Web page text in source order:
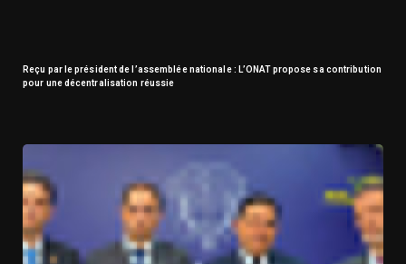
Reçu par le président de l’assemblée nationale : L’ONAT propose sa contribution
pour une décentralisation réussie